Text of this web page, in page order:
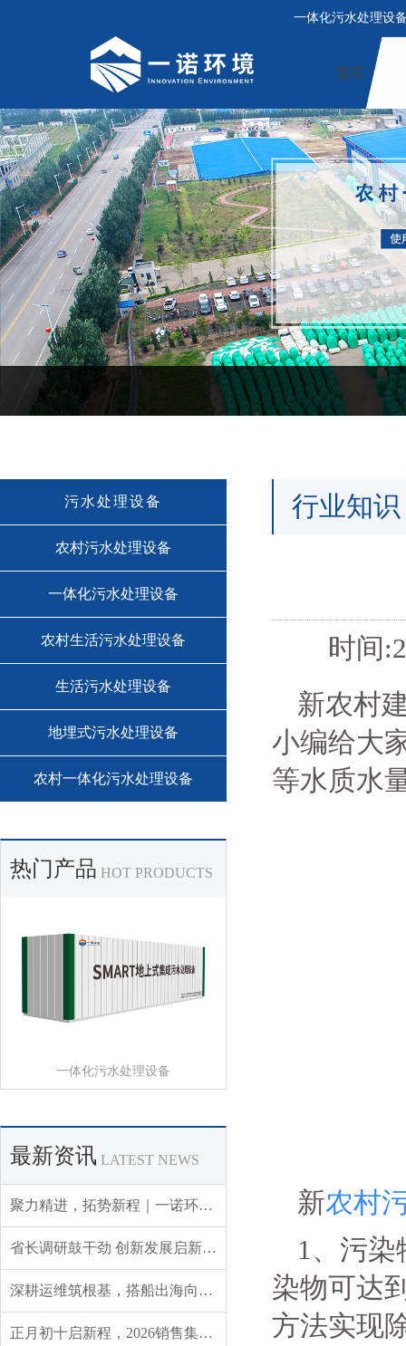
一体化污水处理设
首页
污水处理设备
农村污水处理设备
一体化污水处理设备
农村生活污水处理设备
生活污水处理设备
地埋式污水处理设备
农村一体化污水处理设备
热门产品 HOT PRODUCTS
一体化污水处理设备
最新资讯 LATEST NEWS
聚力精进，拓势新程｜一诺环境 2026 年 Q3 销售集中营圆满收官
省长调研鼓干劲 创新发展启新程——辽宁省委副书记、省长王新伟莅临一诺环境调研指导
深耕运维筑根基，搭船出海向未来｜一诺环境 2026 年度盛典圆满举行
正月初十启新程，2026销售集中营燃情开营，聚力攻坚创佳绩！
行业知识
时间
新农村
小编给大
等水质水
新农村
1、污染
染物可达
方法实现